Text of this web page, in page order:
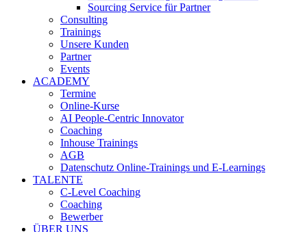
Sourcing Service für Partner
Consulting
Trainings
Unsere Kunden
Partner
Events
ACADEMY
Termine
Online-Kurse
AI People-Centric Innovator
Coaching
Inhouse Trainings
AGB
Datenschutz Online-Trainings und E-Learnings
TALENTE
C-Level Coaching
Coaching
Bewerber
ÜBER UNS